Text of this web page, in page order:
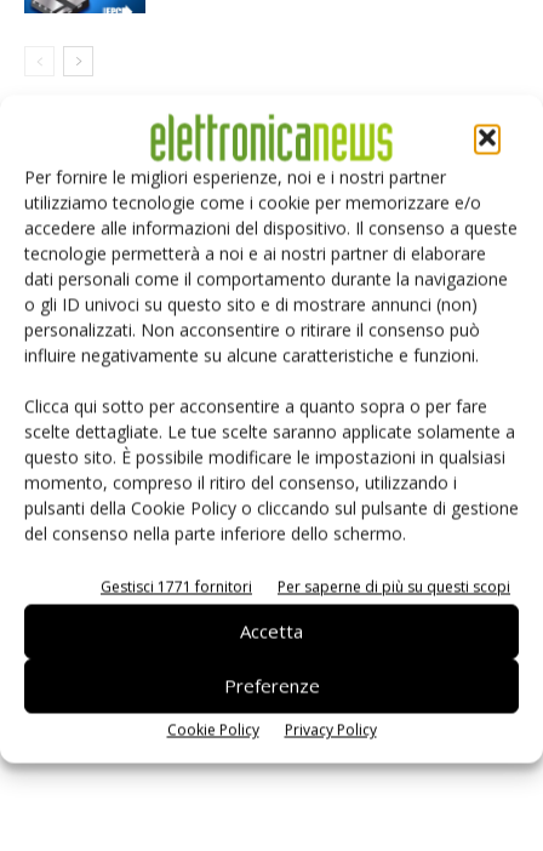
Per fornire le migliori esperienze, noi e i nostri partner
utilizziamo tecnologie come i cookie per memorizzare e/o
accedere alle informazioni del dispositivo. Il consenso a queste
tecnologie permetterà a noi e ai nostri partner di elaborare
dati personali come il comportamento durante la navigazione
o gli ID univoci su questo sito e di mostrare annunci (non)
personalizzati. Non acconsentire o ritirare il consenso può
influire negativamente su alcune caratteristiche e funzioni.
Clicca qui sotto per acconsentire a quanto sopra o per fare
scelte dettagliate. Le tue scelte saranno applicate solamente a
questo sito. È possibile modificare le impostazioni in qualsiasi
momento, compreso il ritiro del consenso, utilizzando i
pulsanti della Cookie Policy o cliccando sul pulsante di gestione
del consenso nella parte inferiore dello schermo.
Gestisci 1771 fornitori Per saperne di più su questi scopi
Accetta
Preferenze
Cookie Policy Privacy Policy
LASCIA UN COMMENTO